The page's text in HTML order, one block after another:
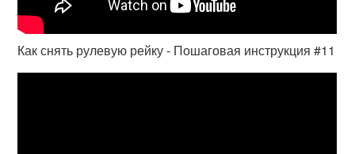
Как снять рулевую рейку - Пошаговая инструкция #11